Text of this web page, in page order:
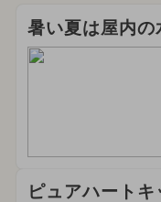
暑い夏は屋内の
ピュアハート